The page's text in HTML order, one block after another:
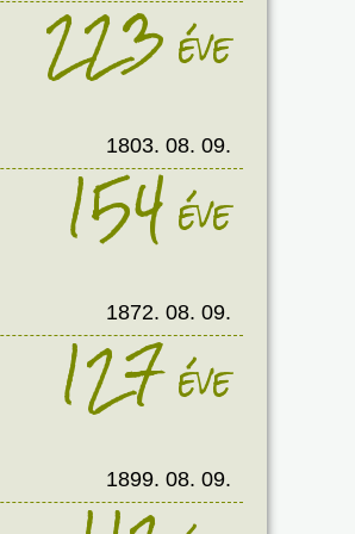
223éve
1803. 08. 09.
154éve
1872. 08. 09.
127éve
1899. 08. 09.